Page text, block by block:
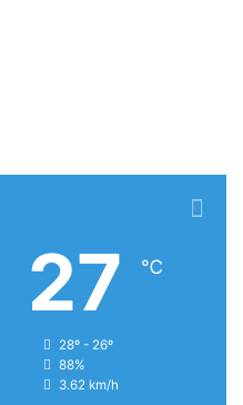
27 ℃
28º - 26º
88%
3.62 km/h